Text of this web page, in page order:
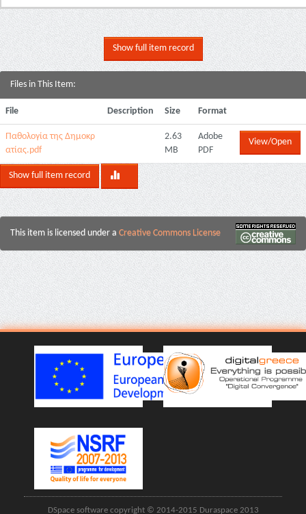
Show full item record
Files in This Item:
File Description Size Format
Παθολογία της Δημοκρ
ατίας.pdf
2.63
MB
Adobe
PDF
View/Open
Show full item record
This item is licensed under a Creative Commons License
DSpace software copyright © 2014-2015 Duraspace 2013